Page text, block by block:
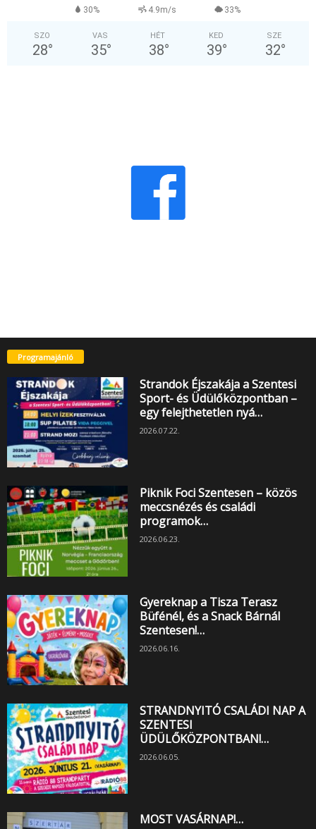
30% 4.9m/s 33%
SZO
28°
VAS
35°
HÉT
38°
KED
39°
SZE
32°
Programajánló
Strandok Éjszakája a Szentesi
Sport- és Üdülőközpontban –
egy felejthetetlen nyá…
2026.07.22.
Piknik Foci Szentesen – közös
meccsnézés és családi
programok…
2026.06.23.
Gyereknap a Tisza Terasz
Büfénél, és a Snack Bárnál
Szentesen!…
2026.06.16.
STRANDNYITÓ CSALÁDI NAP A
SZENTESI
ÜDÜLŐKÖZPONTBAN!…
2026.06.05.
MOST VASÁRNAP!…